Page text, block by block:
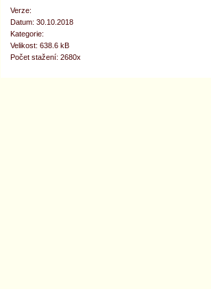
Verze:
Datum: 30.10.2018
Kategorie:
Velikost: 638.6 kB
Počet stažení: 2680x